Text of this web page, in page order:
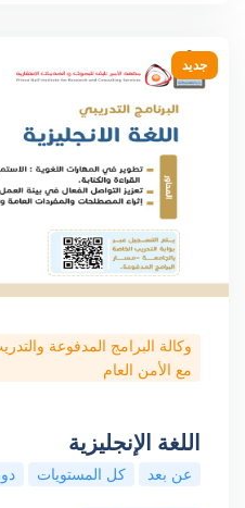
جديد
وكالة البرامج المدفوعة
مع الأمن العام
اللغة الإنجليزية
عن بعد كل المستويات